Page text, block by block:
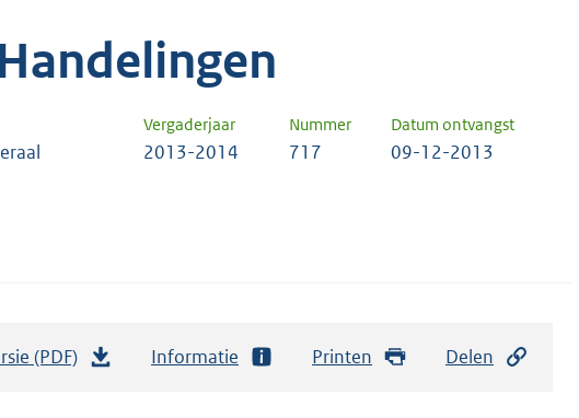
Vergaderjaar Nummer Datum ontvangst
2013-2014 717 09-12-2013
(PDF) Informatie Printen Delen